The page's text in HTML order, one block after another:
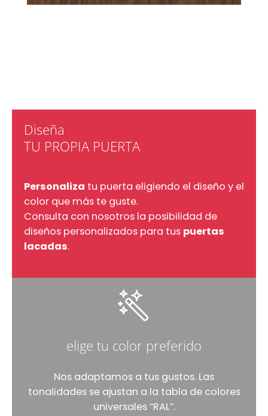
Diseña
TU PROPIA PUERTA
Personaliza tu puerta eligiendo el diseño y el
color que más te guste.
Consulta con nosotros la posibilidad de
diseños personalizados para tus puertas
lacadas.
elige tu color preferido
Nos adaptamos a tus gustos. Las
tonalidades se ajustan a la tabla de colores
universales “RAL”.